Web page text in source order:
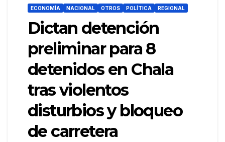
ECONOMÍA NACIONAL OTROS POLÍTICA REGIONAL
Dictan detención
preliminar para 8
detenidos en Chala
tras violentos
disturbios y bloqueo
de carretera